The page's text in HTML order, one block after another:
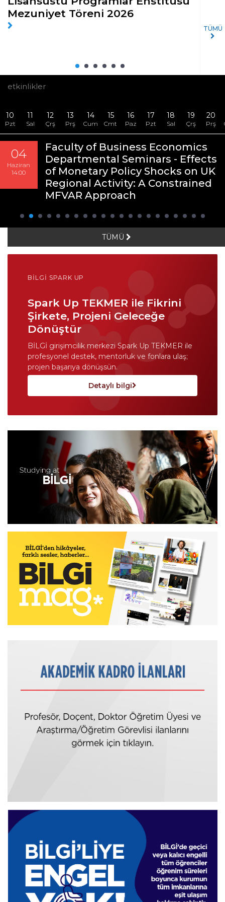
Mezuniyet Töreni 2026
TÜMÜ
etkinlikler
10
Pzt
11
Sal
12
Çrş
13
Prş
14
Cum
15
Cmt
16
Paz
17
Pzt
18
Sal
19
Çrş
20
Prş
04
Haziran
14:00
Faculty of Business Economics
Departmental Seminars - Effects
of Monetary Policy Shocks on UK
Regional Activity: A Constrained
MFVAR Approach
TÜMÜ
BİLGİ SPARK UP
Spark Up TEKMER ile Fikrini
Şirkete, Projeni Geleceğe
Dönüştür
BİLGİ girişimcilik merkezi Spark Up TEKMER ile
profesyonel destek, mentorluk ve fonlara ulaş;
projen başarıya dönüşsün.
Detaylı bilgi